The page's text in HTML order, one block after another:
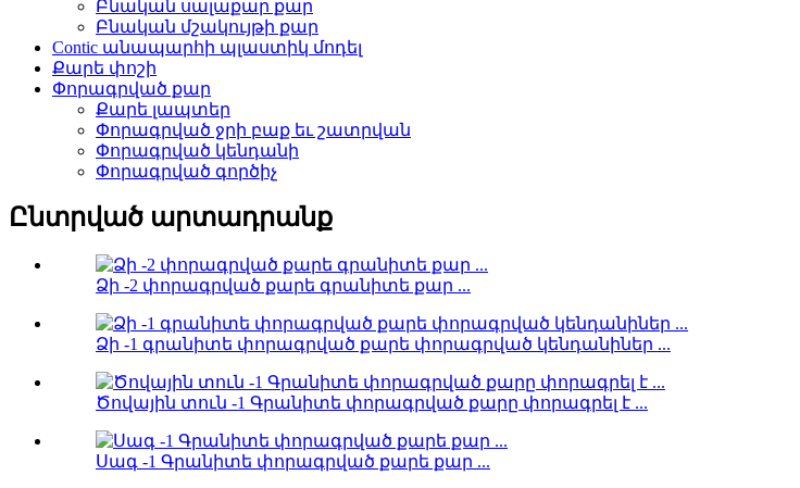
Բնական սալաքար քար
Բնական մշակույթի քար
Contic անապարհի պլաստիկ մոդել
Քարե փոշի
Փորագրված քար
Քարե լապտեր
Փորագրված ջրի բաք եւ շատրվան
Փորագրված կենդանի
Փորագրված գործիչ
Ընտրված արտադրանք
Ձի -2 փորագրված քարե գրանիտե քար ...
Ձի -1 գրանիտե փորագրված քարե փորագրված կենդանիներ ...
Ծովային տուն -1 Գրանիտե փորագրված քարը փորագրել է ...
Սագ -1 Գրանիտե փորագրված քարե քար ...